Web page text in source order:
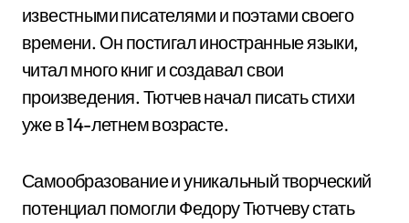
известными писателями и поэтами своего
времени. Он постигал иностранные языки,
читал много книг и создавал свои
произведения. Тютчев начал писать стихи
уже в 14-летнем возрасте.
Самообразование и уникальный творческий
потенциал помогли Федору Тютчеву стать